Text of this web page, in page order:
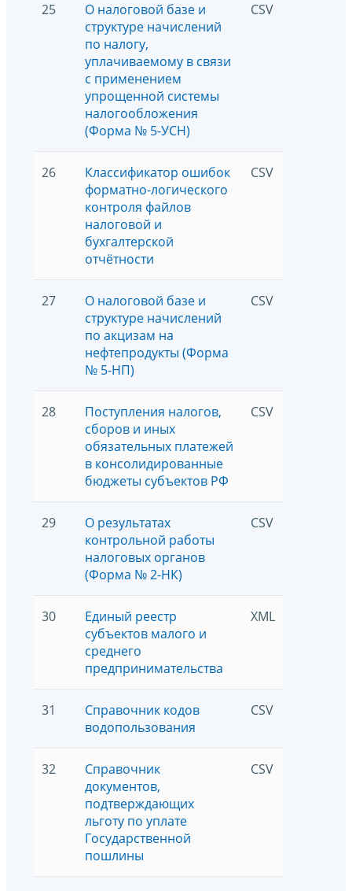
25
О налоговой базе и
структуре начислений
по налогу,
уплачиваемому в связи
с применением
упрощенной системы
налогообложения
(Форма № 5-УСН)
CSV
26
Классификатор ошибок
форматно-логического
контроля файлов
налоговой и
бухгалтерской
отчётности
CSV
27
О налоговой базе и
структуре начислений
по акцизам на
нефтепродукты (Форма
№ 5-НП)
CSV
28
Поступления налогов,
сборов и иных
обязательных платежей
в консолидированные
бюджеты субъектов РФ
CSV
29
О результатах
контрольной работы
налоговых органов
(Форма № 2-НК)
CSV
30
Единый реестр
субъектов малого и
среднего
предпринимательства
XML
31
Справочник кодов
водопользования
CSV
32
Справочник
документов,
подтверждающих
льготу по уплате
Государственной
пошлины
CSV